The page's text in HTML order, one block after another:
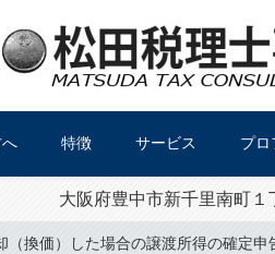
特徴 サービス プロ
大阪府豊中市新千里南町
（換価）した場合の譲渡所得の確定申